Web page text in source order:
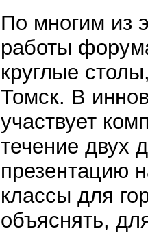
По многим из
работы
круглые
Томск. В
участвует
течение двух
презентацию
классы для
объяснять,